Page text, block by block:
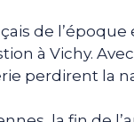
de l’époque
à Vichy.
perdirent la